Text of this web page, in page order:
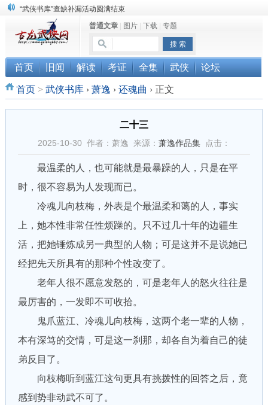
“武侠书库”查缺补漏活动圆满结束
《古龙小说原貌探究》修订版已上市
顾雪衣《古龙武侠小说知见录》上市
普通文章| 图片| 下载| 专题
首页 旧闻 解读 考证 全集 武侠 论坛
首页> 武侠书库 › 萧逸 › 还魂曲 ›正文
二十三
2025-10-30 作者：萧逸 来源： 萧逸作品集点击：
最温柔的人，也可能就是最暴躁的人，只是在平
时，很不容易为人发现而已。
冷魂儿向枝梅，外表是个最温柔和蔼的人，事实
上，她本性非常任性烦躁的。只不过几十年的边疆生
活，把她锤炼成另一典型的人物；可是这并不是说她已
经把先天所具有的那种个性改变了。
老年人很不愿意发怒的，可是老年人的怒火往往是
最厉害的，一发即不可收拾。
鬼爪蓝江、冷魂儿向枝梅，这两个老一辈的人物，
本有深笃的交情，可是这一刹那，却各自为着自己的徒
弟反目了。
向枝梅听到蓝江这句更具有挑拨性的回答之后，竟
感到势非动武不可了。